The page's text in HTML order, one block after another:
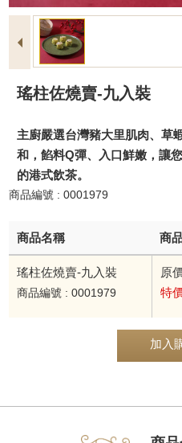
瑤柱佐燒賣-九入裝
主廚嚴選台灣豬大里肌肉、草
和，餡料Q彈、入口鮮嫩，讓
的港式飲茶。
商品編號 : 0001979
商品名稱 商
瑤柱佐燒賣-九入裝
商品編號 : 0001979
原
特
加入